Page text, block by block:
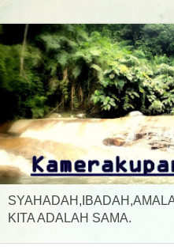
KITA ADALAH SAMA.